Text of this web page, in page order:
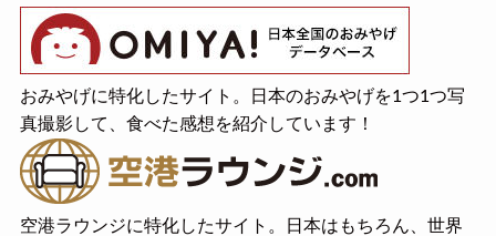
おみやげに特化したサイト。日本のおみやげを1つ1つ写
真撮影して、食べた感想を紹介しています！
空港ラウンジに特化したサイト。日本はもちろん、世界